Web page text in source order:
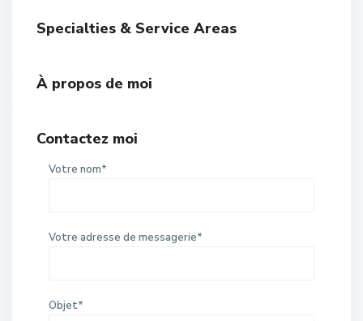
Specialties & Service Areas
À propos de moi
Contactez moi
Votre nom*
Votre adresse de messagerie*
Objet*